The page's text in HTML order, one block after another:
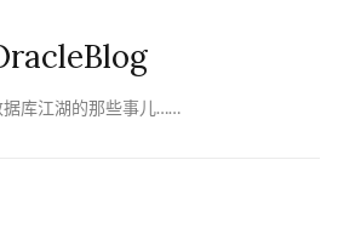
据库江湖的那些事儿……